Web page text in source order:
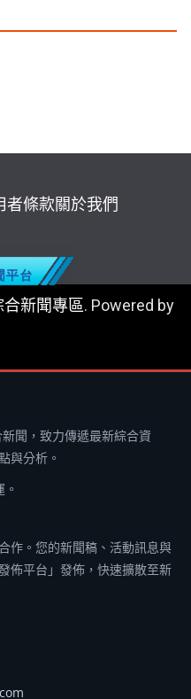
者條款關於我們
新聞專區. Powered by
聞，致力傳遞最新綜合資
與分析。
作。您的新聞稿、活動訊息與
佈平台」發佈，快速擴散至新